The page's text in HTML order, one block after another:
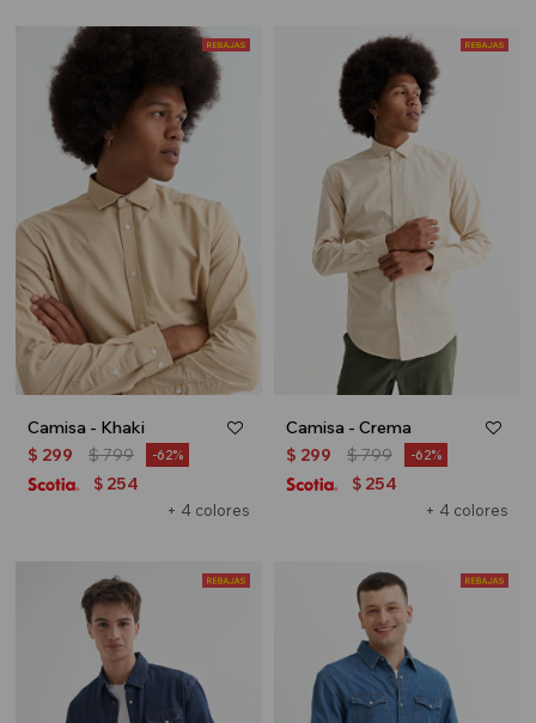
Camisa - Khaki
+ 4 colores
$ 299 $799 62
$ 254
Camisa - Crema
+ 4 colores
$ 299 $799 62
$ 254